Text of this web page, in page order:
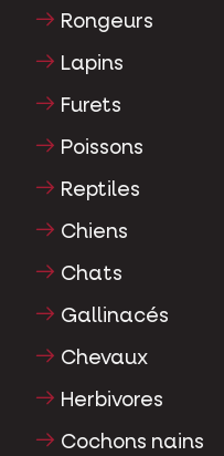
Rongeurs
Lapins
Furets
Poissons
Reptiles
Chiens
Chats
Gallinacés
Chevaux
Herbivores
Cochons nains